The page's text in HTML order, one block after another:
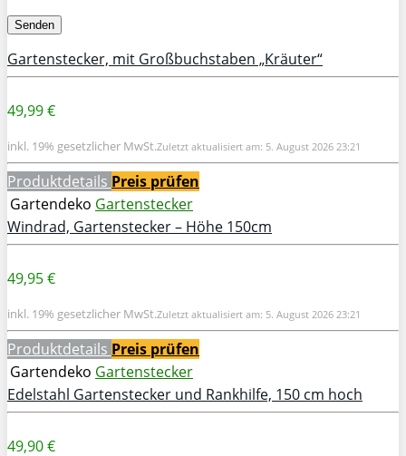
Gartenstecker, mit Großbuchstaben „Kräuter“
49,99 €
inkl. 19% gesetzlicher MwSt.Zuletzt aktualisiert am: 5. August 2026 23:21
Produktdetails Preis prüfen
Gartendeko Gartenstecker
Windrad, Gartenstecker – Höhe 150cm
49,95 €
inkl. 19% gesetzlicher MwSt.Zuletzt aktualisiert am: 5. August 2026 23:21
Produktdetails Preis prüfen
Gartendeko Gartenstecker
Edelstahl Gartenstecker und Rankhilfe, 150 cm hoch
49,90 €